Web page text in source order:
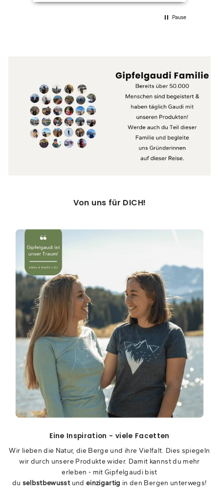
Pause
Von uns für DICH!
Eine Inspiration - viele Facetten
Wir lieben die Natur, die Berge und ihre Vielfalt. Dies spiegeln
wir durch unsere Produkte wider. Damit kannst du mehr
erleben - mit Gipfelgaudi bist
du selbstbewusst und einzigartig in den Bergen unterwegs!